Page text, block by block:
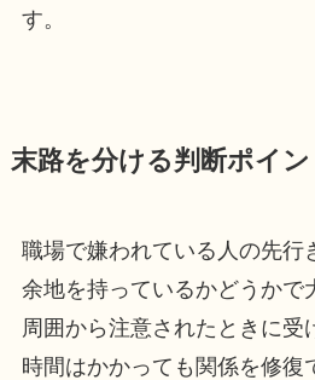
す。
末路を分ける判断ポイン
職場で嫌われている人の先行
余地を持っているかどうかで
周囲から注意されたときに受
時間はかかっても関係を修復